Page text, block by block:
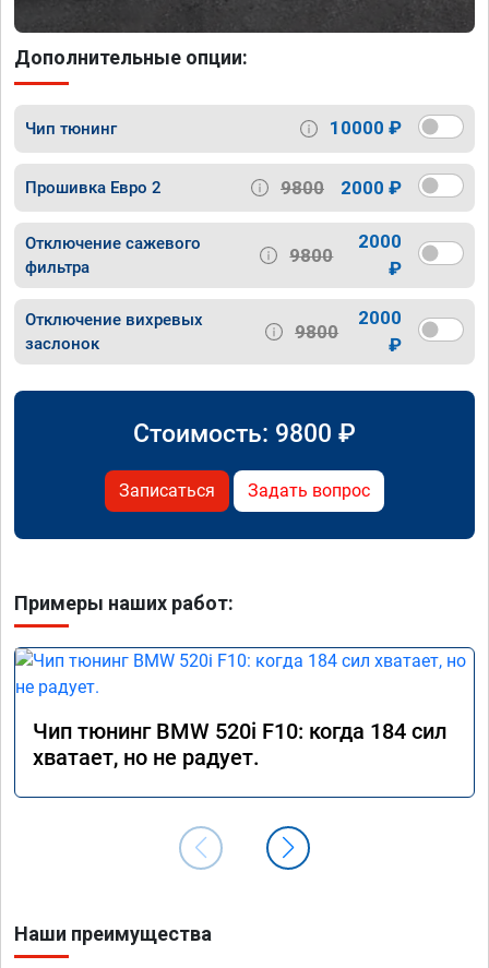
Дополнительные опции:
Чип тюнинг 10000 ₽
Прошивка Евро 2 9800 2000 ₽
Отключение сажевого
фильтра
9800
2000
₽
Отключение вихревых
заслонок
9800
2000
₽
Стоимость: 9800 ₽
Записаться Задать вопрос
Примеры наших работ:
Чип тюнинг BMW 520i F10: когда 184 сил
хватает, но не радует.
Наши преимущества